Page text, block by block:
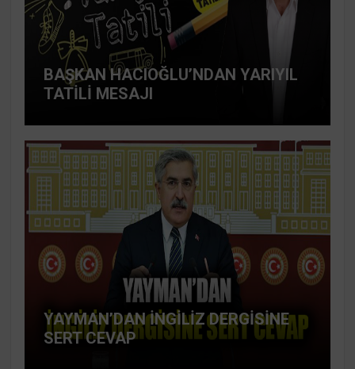
BAŞKAN HACIOĞLU’NDAN YARIYIL
TATİLİ MESAJI
YAYMAN’DAN İNGİLİZ DERGİSİNE
SERT CEVAP